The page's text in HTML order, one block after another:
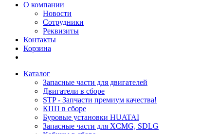
О компании
Новости
Сотрудники
Реквизиты
Контакты
Корзина
Каталог
Запасные части для двигателей
Двигатели в сборе
STP - Запчасти премиум качества!
КПП в сборе
Буровые установки HUATAI
Запасные части для XCMG, SDLG